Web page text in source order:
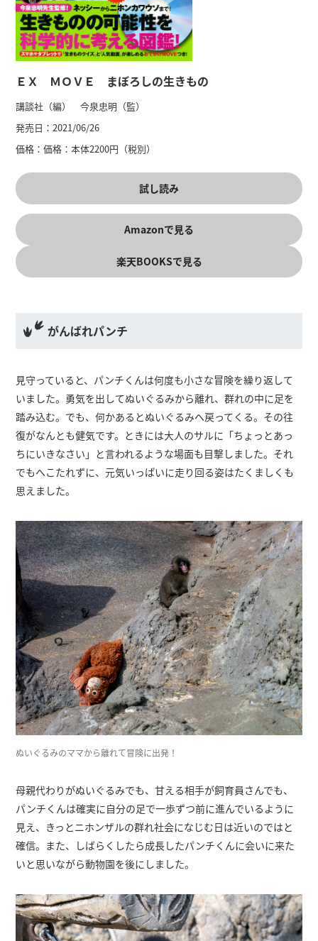
ＥＸ ＭＯＶＥ まぼろしの生きもの
講談社（編） 今泉忠明（監）
発売日：2021/06/26
価格：価格：本体2200円（税別）
試し読み
Amazonで見る
楽天BOOKSで見る
がんばれパンチ
見守っていると、パンチくんは何度も小さな冒険を繰り返して
いました。勇気を出してぬいぐるみから離れ、群れの中に足を
踏み込む。でも、何かあるとぬいぐるみへ戻ってくる。その往
復がなんとも健気です。ときには大人のサルに「ちょっとあっ
ちにいきなさい」と言われるような場面も目撃しました。それ
でもへこたれずに、元気いっぱいに走り回る姿はたくましくも
思えました。
ぬいぐるみのママから離れて冒険に出発！
母親代わりがぬいぐるみでも、甘える相手が飼育員さんでも、
パンチくんは確実に自分の足で一歩ずつ前に進んでいるように
見え、きっとニホンザルの群れ社会になじむ日は近いのではと
確信。また、しばらくしたら成長したパンチくんに会いに来た
いと思いながら動物園を後にしました。